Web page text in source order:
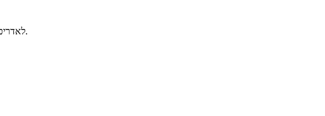
כולל Float Glass, זכוכית נמוכה מברזל, זכוכית כהה, זכוכית מעוצבת, זכוכית מחוסמת ולמינציה, זכוכית IGU ו-Low-E לאדריכלות, פנים וריהוט.